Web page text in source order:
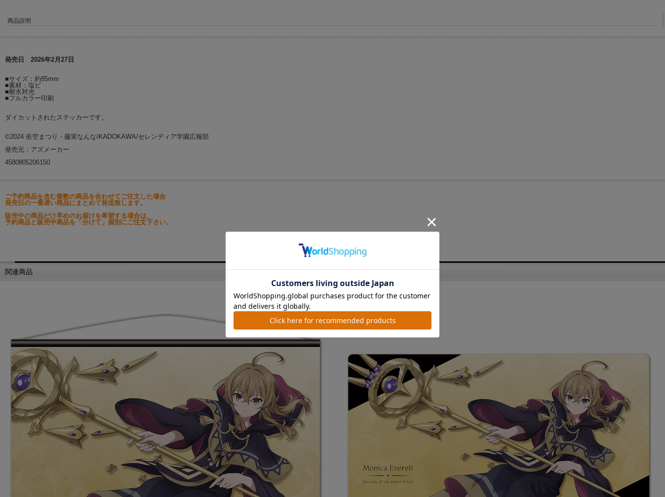
商品説明
発売日 2026年2月27日
■サイズ：約85mm
■素材：塩ビ
■耐水対光
■フルカラー印刷
ダイカットされたステッカーです。
©2024 依空まつり・藤実なんな/KADOKAWA/セレンディア学園広報部
発売元：アズメーカー
4580805206150
ご予約商品を含む複数の商品を合わせてご注文した場合
発売日の一番遅い商品にまとめて発送致します。
販売中の商品だけ早めのお届けを希望する場合は、
予約商品と販売中商品を「分けて」個別にご注文下さい。
関連商品